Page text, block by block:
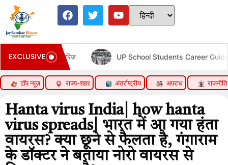
EXCLUSIVE
मांग खारिज UP School Students Career Guidance
टॉप न्यूज़ राज्य-शहर अंतर्राष्ट्रीय अपराध राजनीति
Hanta virus India| how hanta
virus spreads| भारत में आ गया हंता
वायरस? क्या छूने से फैलता है, गंगाराम
के डॉक्टर ने बताया नोरो वायरस से